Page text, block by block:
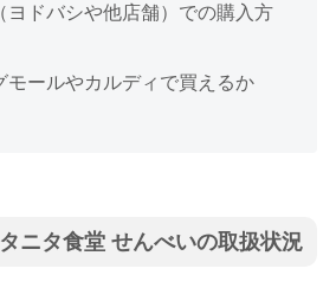
ヨドバシや他店舗）での購入方
モールやカルディで買えるか
ニタ食堂 せんべいの取扱状況